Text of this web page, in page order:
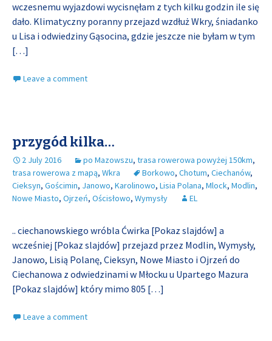
wczesnemu wyjazdowi wycisnęłam z tych kilku godzin ile się
dało. Klimatyczny poranny przejazd wzdłuż Wkry, śniadanko
u Lisa i odwiedziny Gąsocina, gdzie jeszcze nie byłam w tym
[…]
Leave a comment
przygód kilka…
2 July 2016 po Mazowszu, trasa rowerowa powyżej 150km,
trasa rowerowa z mapą, Wkra Borkowo, Chotum, Ciechanów,
Cieksyn, Gościmin, Janowo, Karolinowo, Lisia Polana, Mlock, Modlin,
Nowe Miasto, Ojrzeń, Ościsłowo, Wymysły EL
.. ciechanowskiego wróbla Ćwirka [Pokaz slajdów] a
wcześniej [Pokaz slajdów] przejazd przez Modlin, Wymysły,
Janowo, Lisią Polanę, Cieksyn, Nowe Miasto i Ojrzeń do
Ciechanowa z odwiedzinami w Młocku u Upartego Mazura
[Pokaz slajdów] który mimo 805 […]
Leave a comment